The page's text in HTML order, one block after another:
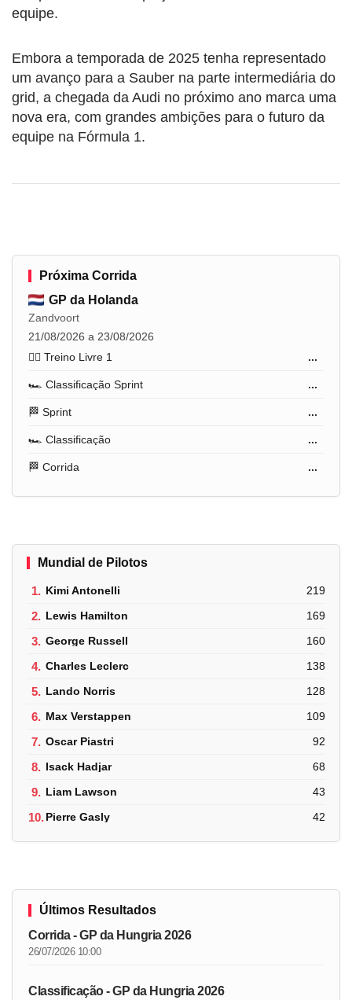
equipe.
Embora a temporada de 2025 tenha representado
um avanço para a Sauber na parte intermediária do
grid, a chegada da Audi no próximo ano marca uma
nova era, com grandes ambições para o futuro da
equipe na Fórmula 1.
Próxima Corrida
GP da Holanda
Zandvoort
21/08/2026 a 23/08/2026
🏋️‍♂️ Treino Livre 1
...
🏎️ Classificação Sprint ...
🏁 Sprint ...
🏎️ Classificação ...
🏁 Corrida ...
Mundial de Pilotos
1. Kimi Antonelli 219
2. Lewis Hamilton 169
3. George Russell 160
4. Charles Leclerc 138
5. Lando Norris 128
6. Max Verstappen 109
7. Oscar Piastri 92
8. Isack Hadjar 68
9. Liam Lawson 43
10.Pierre Gasly 42
Últimos Resultados
Corrida - GP da Hungria 2026
26/07/2026 10:00
Classificação - GP da Hungria 2026